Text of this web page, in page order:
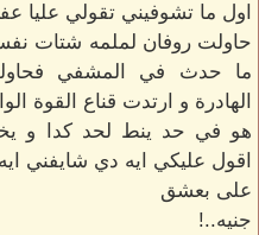
اول ما تشوفيني تقولي عليا
حاولت روفان لملمه شتات
ما حدث في المشفي
الهادرة و ارتدت قناع القوة
هو في حد ينط لحد كدا و
اقول عليكي ايه دي شايفني
على بعشق
جنيه..!